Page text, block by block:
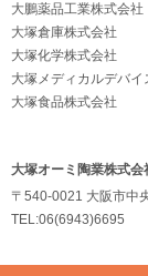
大鵬薬品工業株式会社
大塚倉庫株式会社
大塚化学株式会社
大塚メディカルデバイ
大塚食品株式会社
大塚オーミ陶業株式会
〒540-0021 大阪市中
TEL:06(6943)6695